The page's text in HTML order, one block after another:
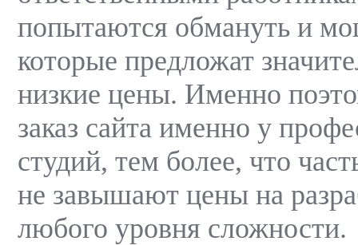
попытаются обмануть и
которые предложат
низкие цены. Именно
заказ сайта именно у
студий, тем более, что
не завышают цены на
любого уровня сложности.